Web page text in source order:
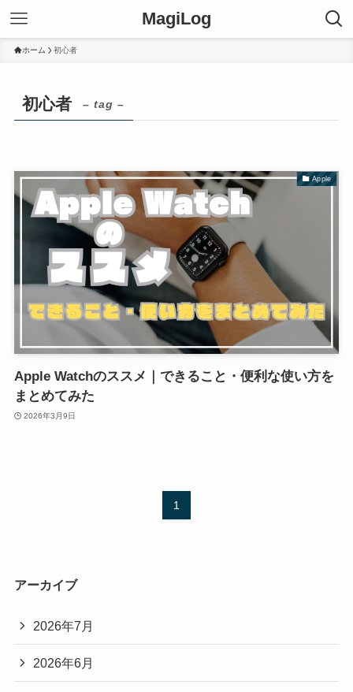
MagiLog
ホーム 初心者
初心者 – tag –
Apple
Apple Watchのススメ｜できること・便利な使い方を
まとめてみた
2026年3月9日
1
アーカイブ
2026年7月
2026年6月